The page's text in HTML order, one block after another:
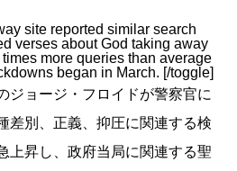
site reported similar search
verses about God taking away
more queries than average
began in March. [/toggle]
ジョージ・フロイドが警察官に
差別、正義、抑圧に関連する検
上昇し、政府当局に関連する聖